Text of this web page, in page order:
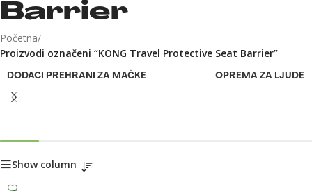
Barrier
Početna/
Proizvodi označeni “KONG Travel Protective Seat Barrier”
DODACI PREHRANI ZA MAČKE OPREMA ZA LJUDE
Show column